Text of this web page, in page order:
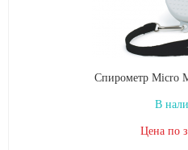
Спирометр Micro
В
Цена по